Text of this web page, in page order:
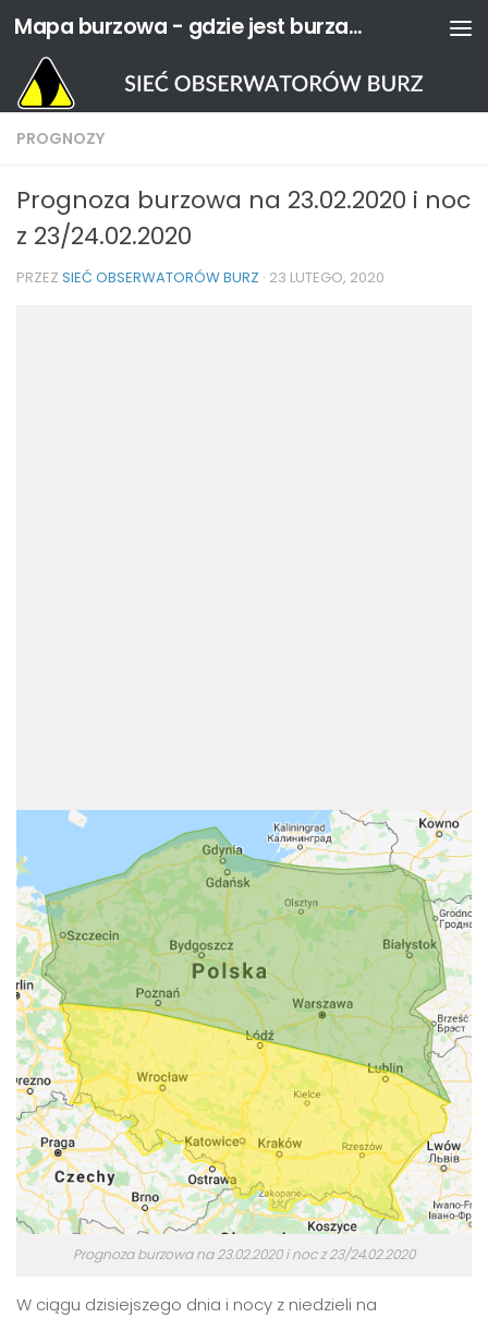
Przejdź do treści Mapa burzowa - gdzie jest burza? | Sieć Obserwatorów Burz
PROGNOZY
Prognoza burzowa na 23.02.2020 i noc
z 23/24.02.2020
PRZEZ SIEĆ OBSERWATORÓW BURZ · 23 LUTEGO, 2020
Prognoza burzowa na 23.02.2020 i noc z 23/24.02.2020
W ciągu dzisiejszego dnia i nocy z niedzieli na